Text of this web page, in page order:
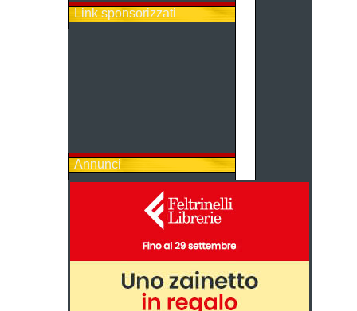
Link sponsorizzati
Annunci